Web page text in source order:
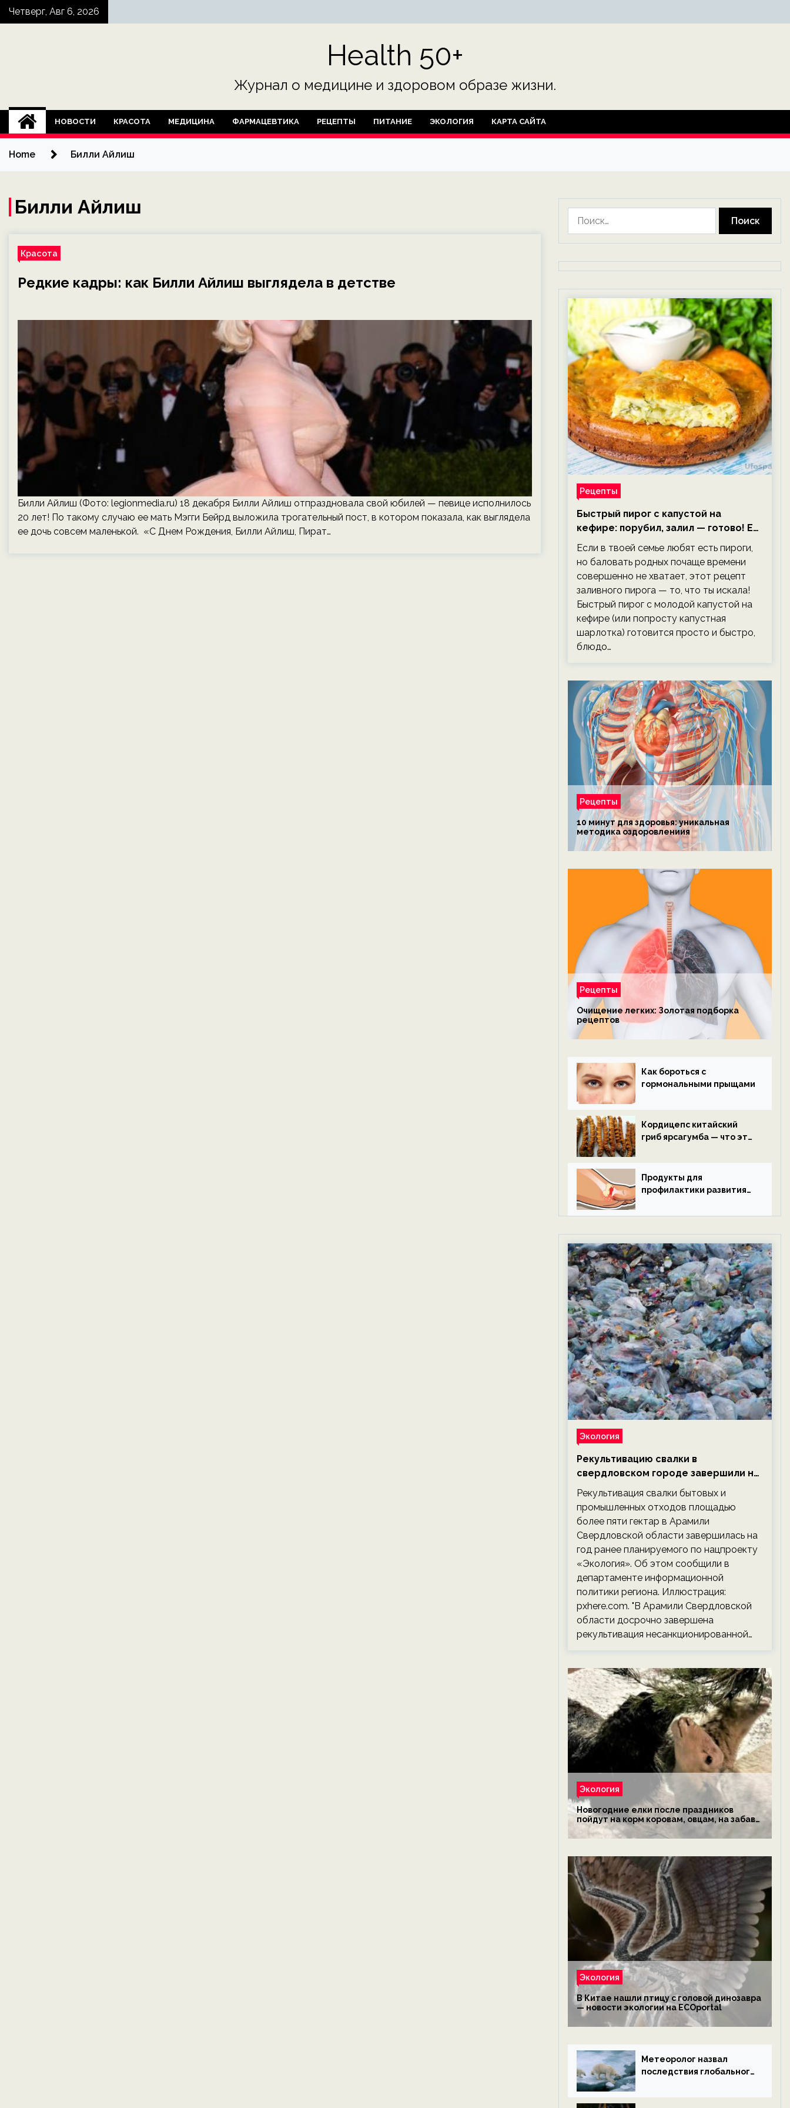
SkipЧетверг, Авг 6, 2026
Health 50+
Журнал о медицине и здоровом образе жизни.
НОВОСТИ КРАСОТА МЕДИЦИНА ФАРМАЦЕВТИКА РЕЦЕПТЫ ПИТАНИЕ ЭКОЛОГИЯ КАРТА САЙТА
Home Билли Айлиш
Билли Айлиш
Красота
Редкие кадры: как Билли Айлиш выглядела в детстве
Билли Айлиш (Фото: legionmedia.ru) 18 декабря Билли Айлиш отпраздновала свой юбилей — певице исполнилось
20 лет! По такому случаю ее мать Мэгги Бейрд выложила трогательный пост, в котором показала, как выглядела
ее дочь совсем маленькой. «С Днем Рождения, Билли Айлиш, Пират…
Рецепты
Быстрый пирог с капустой на
кефире: порубил, залил — готово! Ем,
не тревожась о фигуре!
Если в твоей семье любят есть пироги,
но баловать родных почаще времени
совершенно не хватает, этот рецепт
заливного пирога — то, что ты искала!
Быстрый пирог с молодой капустой на
кефире (или попросту капустная
шарлотка) готовится просто и быстро,
блюдо…
Рецепты
10 минут для здоровья: уникальная
методика оздоровлениия
Рецепты
Очищение легких: Золотая подборка
рецептов
Как бороться с
гормональными прыщами
Кордицепс китайский
гриб ярсагумба — что это
Продукты для
профилактики развития
Экология
Рекультивацию свалки в
свердловском городе завершили на
год раньше планируемого срока —
новости экологии на ECOportal
Рекультивация свалки бытовых и
промышленных отходов площадью
более пяти гектар в Арамили
Свердловской области завершилась на
год ранее планируемого по нацпроекту
«Экология». Об этом сообщили в
департаменте информационной
политики региона. Иллюстрация:
pxhere.com. "В Арамили Свердловской
области досрочно завершена
рекультивация несанкционированной…
Экология
Новогодние елки после праздников
пойдут на корм коровам, овцам, на забаву
обезьянам, львам и леопардам — новости
экологии на ECOportal
Экология
В Китае нашли птицу с головой динозавра
— новости экологии на ECOportal
Метеоролог назвал
последствия глобального